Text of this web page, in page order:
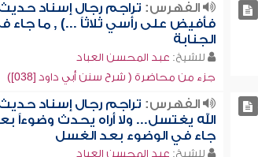
الفهرس: تراجم رجال إسناد حديث:
فأفيض على رأسي ثلاثاً ...) , ما
الجنابة
للشيخ: عبد المحسن العباد
جزء من محاضرة ( شرح سنن أبي داود [038])
الفهرس: تراجم رجال إسناد
الله يغتسل... ولا أراه يحدث وضوءاً
جاء في الوضوء بعد الغسل
للشيخ: عبد المحسن العباد